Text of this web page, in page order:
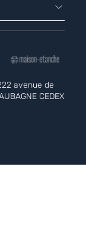
avenue de
CEDEX